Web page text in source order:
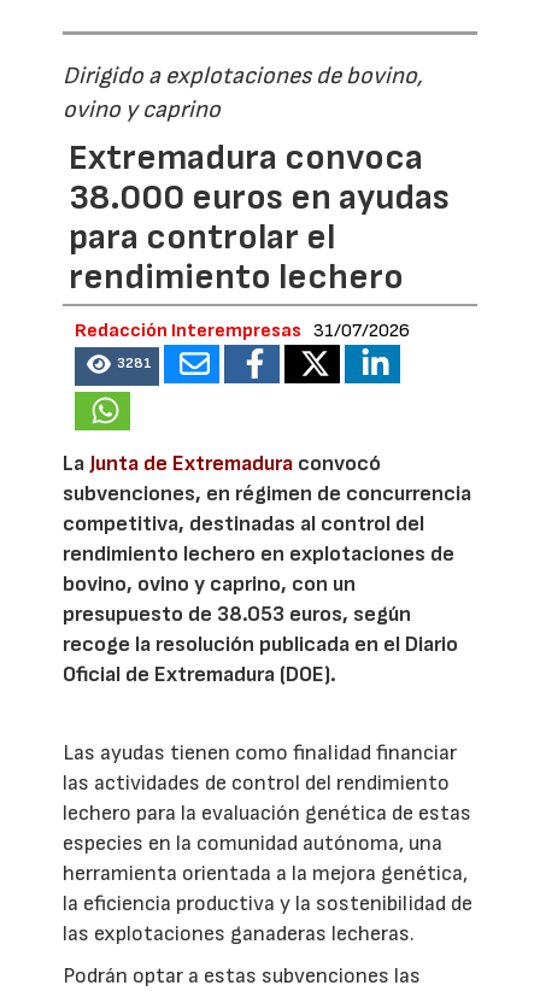
Dirigido a explotaciones de bovino,
ovino y caprino
Extremadura convoca
38.000 euros en ayudas
para controlar el
rendimiento lechero
Redacción Interempresas 31/07/2026
3281
La Junta de Extremadura convocó
subvenciones, en régimen de concurrencia
competitiva, destinadas al control del
rendimiento lechero en explotaciones de
bovino, ovino y caprino, con un
presupuesto de 38.053 euros, según
recoge la resolución publicada en el Diario
Oficial de Extremadura (DOE).
Las ayudas tienen como finalidad financiar
las actividades de control del rendimiento
lechero para la evaluación genética de estas
especies en la comunidad autónoma, una
herramienta orientada a la mejora genética,
la eficiencia productiva y la sostenibilidad de
las explotaciones ganaderas lecheras.
Podrán optar a estas subvenciones las